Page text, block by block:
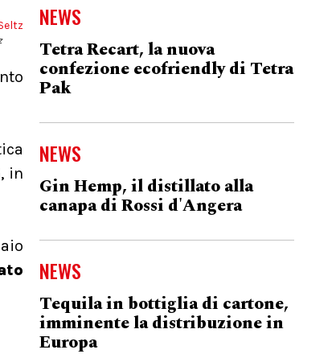
, in
NEWS
Tetra Recart, la nuova
confezione ecofriendly di Tetra
Pak
NEWS
Gin Hemp, il distillato alla
canapa di Rossi d'Angera
NEWS
Tequila in bottiglia di cartone,
imminente la distribuzione in
Europa